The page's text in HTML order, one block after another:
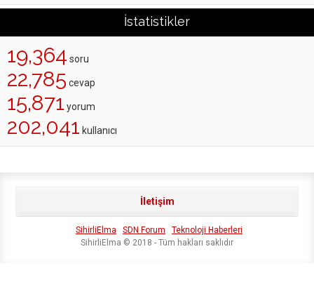
İstatistikler
19,364 soru
22,785 cevap
15,871 yorum
202,041 kullanıcı
İletişim
SihirliElma SDN Forum
Teknoloji Haberleri
SihirliElma © 2018 - Tüm hakları saklıdır